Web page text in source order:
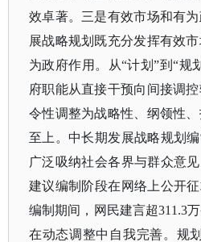
效卓著。三是有效市场和有
展战略规划既充分发挥有效
为政府作用。从“计划”到“规
府职能从直接干预向间接调
令性调整为战略性、纲领性
至上。中长期发展战略规划编
广泛吸纳社会各界与群众意
建议编制阶段在网络上公开
编制期间，网民建言超311.3
在动态调整中自我完善。规